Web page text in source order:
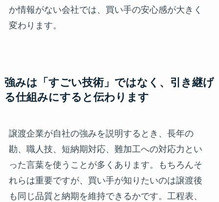
か情報がない会社では、買い手の安心感が大きく
変わります。
強みは「すごい技術」ではなく、引き継げ
る仕組みにすると伝わります
譲渡企業が自社の強みを説明するとき、長年の
勘、職人技、短納期対応、難加工への対応力とい
った言葉を使うことが多くあります。もちろんそ
れらは重要ですが、買い手が知りたいのは譲渡後
も同じ品質と納期を維持できるかです。工程表、